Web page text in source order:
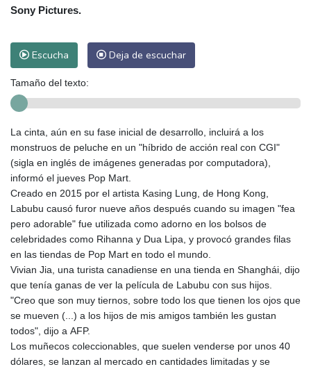
Sony Pictures.
Escucha Deja de escuchar
Tamaño del texto:
La cinta, aún en su fase inicial de desarrollo, incluirá a los
monstruos de peluche en un "híbrido de acción real con CGI"
(sigla en inglés de imágenes generadas por computadora),
informó el jueves Pop Mart.
Creado en 2015 por el artista Kasing Lung, de Hong Kong,
Labubu causó furor nueve años después cuando su imagen "fea
pero adorable" fue utilizada como adorno en los bolsos de
celebridades como Rihanna y Dua Lipa, y provocó grandes filas
en las tiendas de Pop Mart en todo el mundo.
Vivian Jia, una turista canadiense en una tienda en Shanghái, dijo
que tenía ganas de ver la película de Labubu con sus hijos.
"Creo que son muy tiernos, sobre todo los que tienen los ojos que
se mueven (...) a los hijos de mis amigos también les gustan
todos", dijo a AFP.
Los muñecos coleccionables, que suelen venderse por unos 40
dólares, se lanzan al mercado en cantidades limitadas y se